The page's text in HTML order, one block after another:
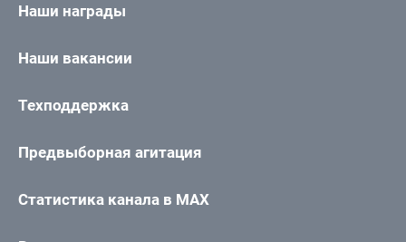
Наши награды
Наши вакансии
Техподдержка
Предвыборная агитация
Статистика канала в MAX